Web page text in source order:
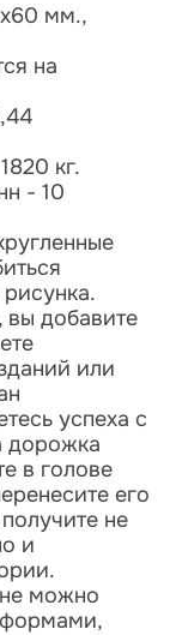
мм.,
на
кг.
- 10
вы добавите
или
успеха с
дорожка
в голове
его
не
и
можно
формами,